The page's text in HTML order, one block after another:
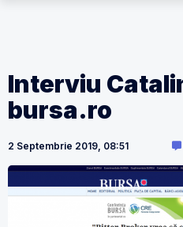
Interviu
bursa.ro
2 Septembrie 2019, 08:51